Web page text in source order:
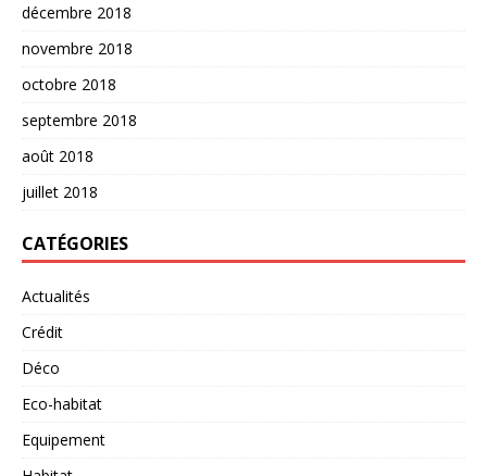
décembre 2018
novembre 2018
octobre 2018
septembre 2018
août 2018
juillet 2018
CATÉGORIES
Actualités
Crédit
Déco
Eco-habitat
Equipement